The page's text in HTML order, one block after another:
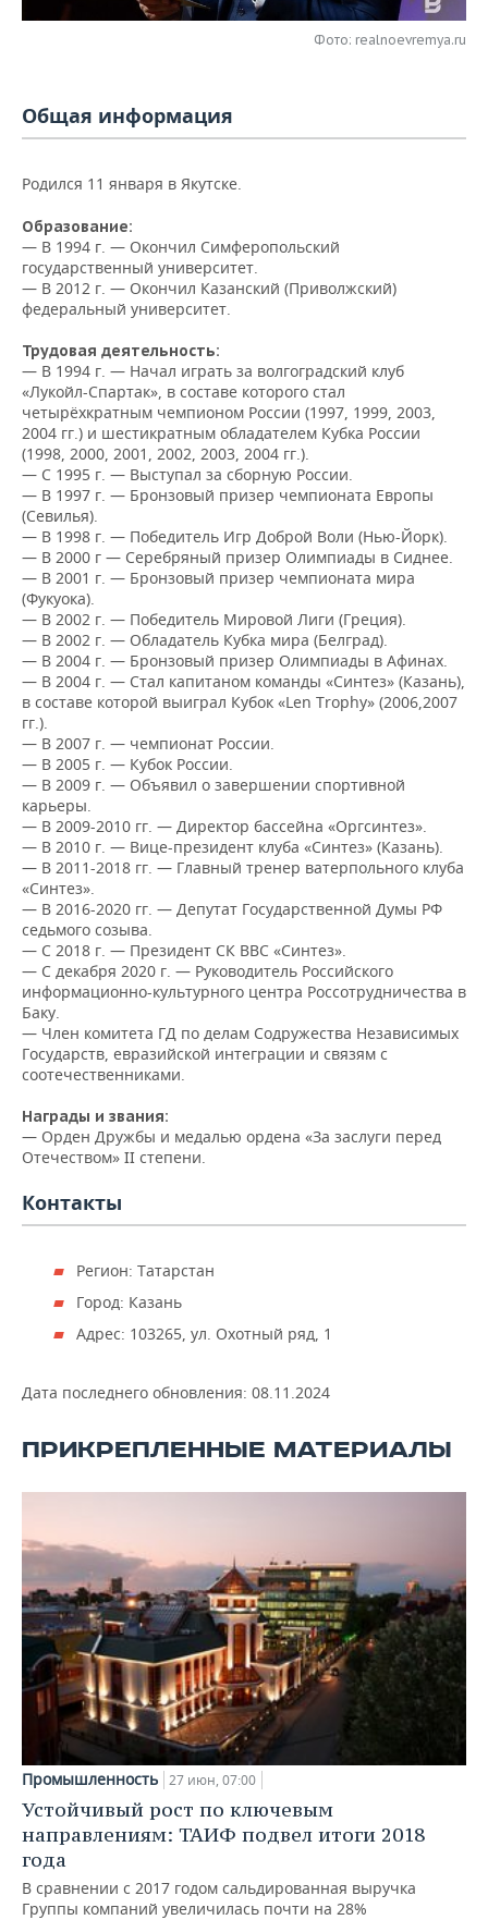
НЕФТЕХИМИЯ
ОПК
УСЛУГИ
МЕДИА
ТЕЛЕКОММУНИКАЦИИ
ВЫЕЗДНАЯ РЕДАКЦИЯ
БИЗНЕС-БРАНЧИ
ONLINE-КОНФЕРЕНЦИИ
ОТКРЫТАЯ ЛЕКЦИЯ
НОВОСТИ СПОРТА
ФУТБОЛ
ХОККЕЙ
БАСКЕТБОЛ
ВОЛЕЙБОЛ
КИБЕРСПОРТ
ФИГУРНОЕ КАТАНИЕ
ВОДНЫЕ ВИДЫ СПОРТА
ХОККЕЙ С МЯЧОМ
ОБЩЕСТВО
НОВОСТИ ОБЩЕСТВА
ВЛАСТЬ
ИНФРАСТРУКТУРА
ИСТОРИЯ
КУЛЬТУРА
МЕДИЦИНА
ОБРАЗОВАНИЕ
ПРОИСШЕСТВИЯ
ФОТОГАЛЕРЕЯ
СЮЖЕТЫ
СПРАВОЧНИК
СПИСОК ПЕРСОН
СПИСОК КОМПАНИЙ
ПОЛНАЯ ВЕРСИЯ
Фото: realnoevremya.ru
Общая информация
Родился 11 января в Якутске.
Образование:
— В 1994 г. — Окончил Симферопольский
государственный университет.
— В 2012 г. — Окончил Казанский (Приволжский)
федеральный университет.
Трудовая деятельность:
— В 1994 г. — Начал играть за волгоградский клуб
«Лукойл-Спартак», в составе которого стал
четырёхкратным чемпионом России (1997, 1999, 2003,
2004 гг.) и шестикратным обладателем Кубка России
(1998, 2000, 2001, 2002, 2003, 2004 гг.).
— С 1995 г. — Выступал за сборную России.
— В 1997 г. — Бронзовый призер чемпионата Европы
(Севилья).
— В 1998 г. — Победитель Игр Доброй Воли (Нью-Йорк).
— В 2000 г — Серебряный призер Олимпиады в Сиднее.
— В 2001 г. — Бронзовый призер чемпионата мира
(Фукуока).
— В 2002 г. — Победитель Мировой Лиги (Греция).
— В 2002 г. — Обладатель Кубка мира (Белград).
— В 2004 г. — Бронзовый призер Олимпиады в Афинах.
— В 2004 г. — Стал капитаном команды «Синтез» (Казань),
в составе которой выиграл Кубок «Len Trophy» (2006,2007
гг.).
— В 2007 г. — чемпионат России.
— В 2005 г. — Кубок России.
— В 2009 г. — Объявил о завершении спортивной
карьеры.
— В 2009-2010 гг. — Директор бассейна «Оргсинтез».
— В 2010 г. — Вице-президент клуба «Синтез» (Казань).
— В 2011-2018 гг. — Главный тренер ватерпольного клуба
«Синтез».
— В 2016-2020 гг. — Депутат Государственной Думы РФ
седьмого созыва.
— С 2018 г. — Президент СК ВВС «Синтез».
— С декабря 2020 г. — Руководитель Российского
информационно-культурного центра Россотрудничества в
Баку.
— Член комитета ГД по делам Содружества Независимых
Государств, евразийской интеграции и связям с
соотечественниками.
Награды и звания:
— Орден Дружбы и медалью ордена «За заслуги перед
Отечеством» II степени.
Контакты
Регион: Татарстан
Город: Казань
Адрес: 103265, ул. Охотный ряд, 1
Дата последнего обновления: 08.11.2024
ПРИКРЕПЛЕННЫЕ МАТЕРИАЛЫ
Промышленность 27 июн, 07:00
Устойчивый рост по ключевым
направлениям: ТАИФ подвел итоги 2018
года
В сравнении с 2017 годом сальдированная выручка
Группы компаний увеличилась почти на 28%